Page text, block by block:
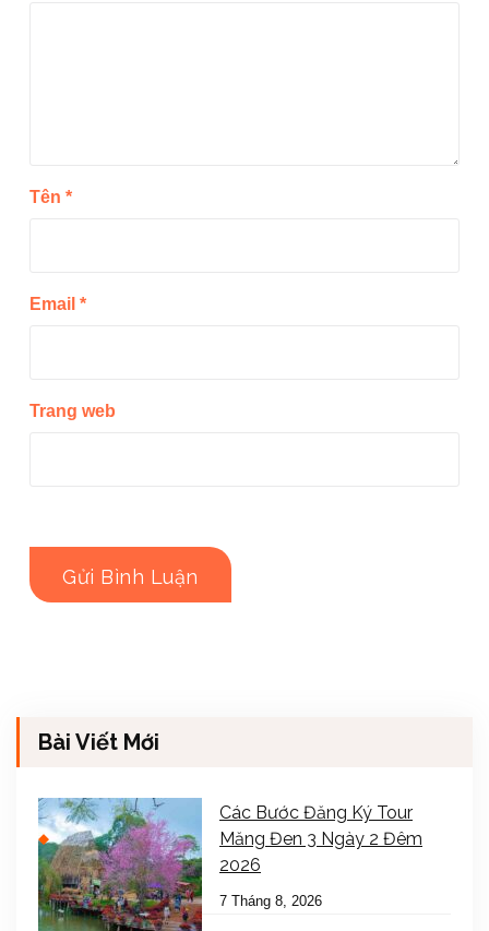
Tên *
Email *
Trang web
Bài Viết Mới
Các Bước Đăng Ký Tour
Măng Đen 3 Ngày 2 Đêm
2026
7 Tháng 8, 2026